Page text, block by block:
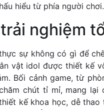
hiểu từ phía người chơi.
nghiệm
sự không có gì để
vật idol được thiết kế
Bối cảnh game, từ
chút tỉ mỉ, mang lại
kế khoa học, dễ